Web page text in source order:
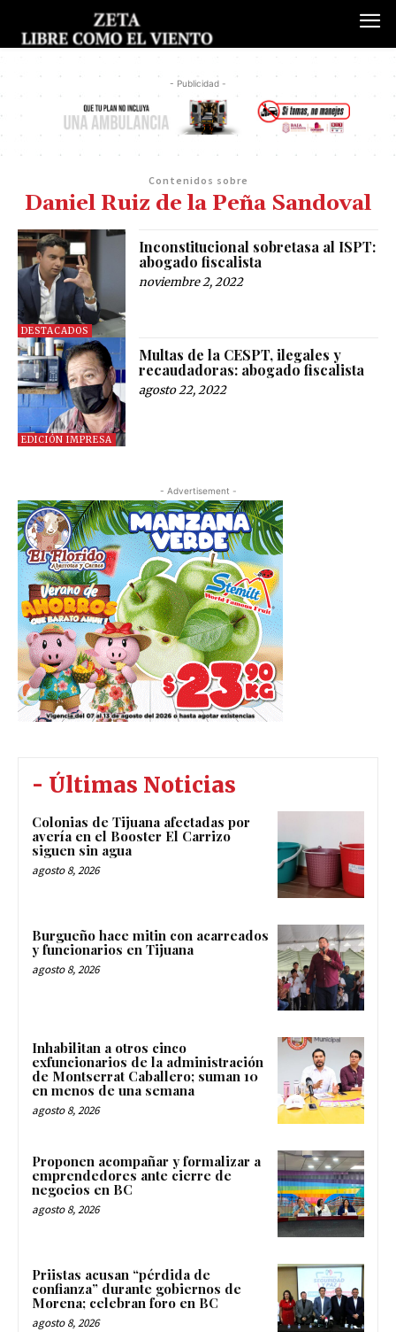
- Publicidad -
Contenidos sobre
Daniel Ruiz de la Peña Sandoval
DESTACADOS
Inconstitucional sobretasa al ISPT:
abogado fiscalista
noviembre 2, 2022
EDICIÓN IMPRESA
Multas de la CESPT, ilegales y
recaudadoras: abogado fiscalista
agosto 22, 2022
- Advertisement -
- Últimas Noticias
Colonias de Tijuana afectadas por
avería en el Booster El Carrizo
siguen sin agua
agosto 8, 2026
Burgueño hace mitin con acarreados
y funcionarios en Tijuana
agosto 8, 2026
Inhabilitan a otros cinco
exfuncionarios de la administración
de Montserrat Caballero; suman 10
en menos de una semana
agosto 8, 2026
Proponen acompañar y formalizar a
emprendedores ante cierre de
negocios en BC
agosto 8, 2026
Priistas acusan “pérdida de
confianza” durante gobiernos de
Morena; celebran foro en BC
agosto 8, 2026